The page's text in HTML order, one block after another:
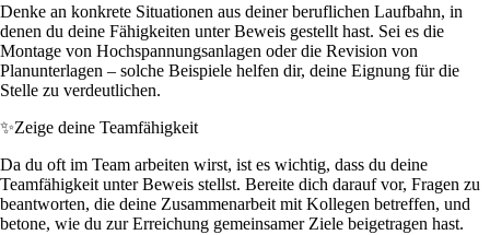
Denke an konkrete Situationen aus deiner beruflichen Laufbahn, in
denen du deine Fähigkeiten unter Beweis gestellt hast. Sei es die
Montage von Hochspannungsanlagen oder die Revision von
Planunterlagen – solche Beispiele helfen dir, deine Eignung für die
Stelle zu verdeutlichen.
✨Zeige deine Teamfähigkeit
Da du oft im Team arbeiten wirst, ist es wichtig, dass du deine
Teamfähigkeit unter Beweis stellst. Bereite dich darauf vor, Fragen zu
beantworten, die deine Zusammenarbeit mit Kollegen betreffen, und
betone, wie du zur Erreichung gemeinsamer Ziele beigetragen hast.